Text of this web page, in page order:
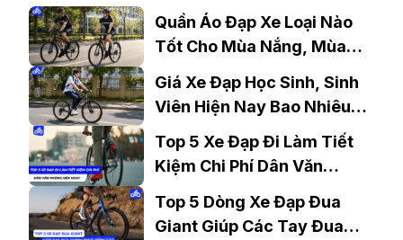
Quần Áo Đạp Xe Loại Nào
Tốt Cho Mùa Nắng, Mùa
Giá Xe Đạp Học Sinh, Sinh
Viên Hiện Nay Bao Nhiêu?
Gợi Ý Mẫu Đáng Mua
Top 5 Xe Đạp Đi Làm Tiết
Kiệm Chi Phí Dân Văn
Phòng Nên Mua?
Top 5 Dòng Xe Đạp Đua
Giant Giúp Các Tay Đua